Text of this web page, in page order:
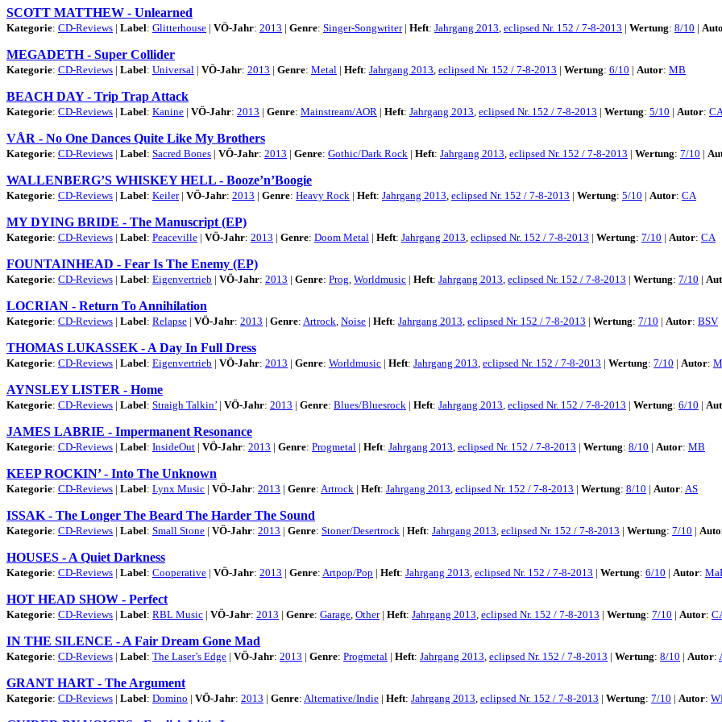
SCOTT MATTHEW - Unlearned
Kategorie: CD-Reviews | Label: Glitterhouse | VÖ-Jahr: 2013 | Genre: Singer-Songwriter| Heft: Jahrgang 2013 eclipsed Nr. 152 / 7-8-2013 | Wertung: 8/10 |
MEGADETH - Super Collider
Kategorie: CD-Reviews | Label: Universal | VÖ-Jahr: 2013 | Genre: Metal | Heft: Jahrgang 2013 eclipsed Nr. 152 / 7-8-2013 | Wertung: 6/10 | Autor: MB
BEACH DAY - Trip Trap Attack
Kategorie: CD-Reviews | Label: Kanine | VÖ-Jahr: 2013 | Genre: Mainstream/AOR | Heft: Jahrgang 2013 eclipsed Nr. 152 / 7-8-2013 | Wertung: 5/10 | Autor: CA
VÅR - No One Dances Quite Like My Brothers
Kategorie: CD-Reviews | Label: Sacred Bones | VÖ-Jahr: 2013 | Genre: Gothic/Dark Rock | Heft: Jahrgang 2013 eclipsed Nr. 152 / 7-8-2013 | Wertung: 7/10 |
WALLENBERG’S WHISKEY HELL - Booze’n’Boogie
Kategorie: CD-Reviews | Label: Keiler| VÖ-Jahr: 2013 | Genre: Heavy Rock | Heft: Jahrgang 2013 eclipsed Nr. 152 / 7-8-2013 | Wertung: 5/10 | Autor: CA
MY DYING BRIDE - The Manuscript (EP)
Kategorie: CD-Reviews | Label: Peaceville | VÖ-Jahr: 2013 | Genre: Doom Metal | Heft: Jahrgang 2013 eclipsed Nr. 152 / 7-8-2013 | Wertung: 7/10 | Autor: CA
FOUNTAINHEAD - Fear Is The Enemy (EP)
Kategorie: CD-Reviews | Label: Eigenvertrieb | VÖ-Jahr: 2013 | Genre: Prog Worldmusic | Heft: Jahrgang 2013 eclipsed Nr. 152 / 7-8-2013 | Wertung: 7/10 |
LOCRIAN - Return To Annihilation
Kategorie: CD-Reviews | Label: Relapse | VÖ-Jahr: 2013 | Genre: Artrock Noise | Heft: Jahrgang 2013 eclipsed Nr. 152 / 7-8-2013 | Wertung: 7/10 | Autor: BSV
THOMAS LUKASSEK - A Day In Full Dress
Kategorie: CD-Reviews | Label: Eigenvertrieb | VÖ-Jahr: 2013 | Genre: Worldmusic | Heft: Jahrgang 2013 eclipsed Nr. 152 / 7-8-2013 | Wertung: 7/10 | Autor:
AYNSLEY LISTER - Home
Kategorie: CD-Reviews | Label: Straigh Talkin’ | VÖ-Jahr: 2013 | Genre: Blues/Bluesrock | Heft: Jahrgang 2013 eclipsed Nr. 152 / 7-8-2013 | Wertung: 6/10 |
JAMES LABRIE - Impermanent Resonance
Kategorie: CD-Reviews | Label: InsideOut | VÖ-Jahr: 2013 | Genre: Progmetal | Heft: Jahrgang 2013 eclipsed Nr. 152 / 7-8-2013 | Wertung: 8/10 | Autor: MB
KEEP ROCKIN’ - Into The Unknown
Kategorie: CD-Reviews | Label: Lynx Music | VÖ-Jahr: 2013 | Genre: Artrock | Heft: Jahrgang 2013 eclipsed Nr. 152 / 7-8-2013 | Wertung: 8/10 | Autor: AS
ISSAK - The Longer The Beard The Harder The Sound
Kategorie: CD-Reviews | Label: Small Stone | VÖ-Jahr: 2013 | Genre: Stoner/Desertrock | Heft: Jahrgang 2013 eclipsed Nr. 152 / 7-8-2013 | Wertung: 7/10 |
HOUSES - A Quiet Darkness
Kategorie: CD-Reviews | Label: Cooperative | VÖ-Jahr: 2013 | Genre: Artpop/Pop | Heft: Jahrgang 2013 eclipsed Nr. 152 / 7-8-2013 | Wertung: 6/10 | Autor:
HOT HEAD SHOW - Perfect
Kategorie: CD-Reviews | Label: RBL Music | VÖ-Jahr: 2013 | Genre: Garage Other| Heft: Jahrgang 2013 eclipsed Nr. 152 / 7-8-2013 | Wertung: 7/10 | Autor:
IN THE SILENCE - A Fair Dream Gone Mad
Kategorie: CD-Reviews | Label: The Laser’s Edge | VÖ-Jahr: 2013 | Genre: Progmetal | Heft: Jahrgang 2013 eclipsed Nr. 152 / 7-8-2013 | Wertung: 8/10 | Autor:
GRANT HART - The Argument
Kategorie: CD-Reviews | Label: Domino | VÖ-Jahr: 2013 | Genre: Alternative/Indie | Heft: Jahrgang 2013 eclipsed Nr. 152 / 7-8-2013 | Wertung: 7/10 | Autor: